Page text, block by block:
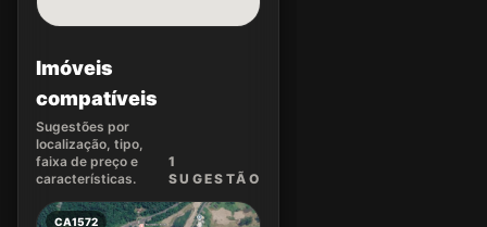
Imóveis
compatíveis
Sugestões por
localização, tipo,
faixa de preço e
características.
1
SUGESTÃO
CA1572